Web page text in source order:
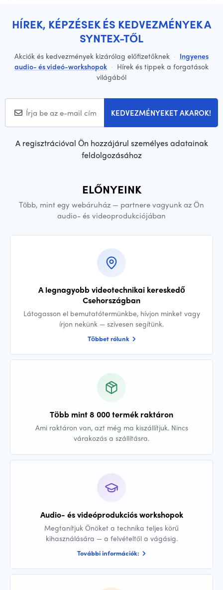
HÍREK, KÉPZÉSEK ÉS KEDVEZMÉNYEK A
SYNTEX-TŐL
Akciók és kedvezmények kizárólag előfizetőknek · Ingyenes
audio- és videó-workshopok · Hírek és tippek a forgatások
világából
KEDVEZMÉNYEKET AKAROK!
A regisztrációval Ön hozzájárul személyes adatainak
feldolgozásához
ELŐNYEINK
Több, mint egy webáruház — partnere vagyunk az Ön
audio- és videoprodukciójában
A legnagyobb videotechnikai kereskedő
Csehországban
Látogasson el bemutatótermünkbe, hívjon minket vagy
írjon nekünk — szívesen segítünk.
Többet rólunk
Több mint 8 000 termék raktáron
Ami raktáron van, azt még ma kiszállítjuk. Nincs
várakozás a szállításra.
Audio- és videóprodukciós workshopok
Megtanítjuk Önöket a technika teljes körű
kihasználására — a felvételtől a vágásig.
További információk: